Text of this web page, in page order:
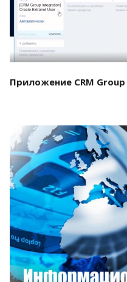
Приложение CRM